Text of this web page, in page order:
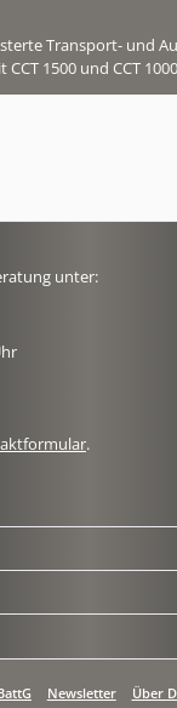
Transport- und
1500 und CCT
unter:
.
Newsletter Über